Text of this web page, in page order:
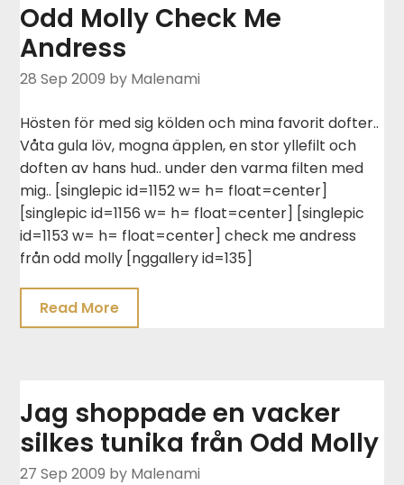
Odd Molly Check Me
Andress
28 Sep 2009 by Malenami
Hösten för med sig kölden och mina favorit dofter..
Våta gula löv, mogna äpplen, en stor yllefilt och
doften av hans hud.. under den varma filten med
mig.. [singlepic id=1152 w= h= float=center]
[singlepic id=1156 w= h= float=center] [singlepic
id=1153 w= h= float=center] check me andress
från odd molly [nggallery id=135]
Read More
Jag shoppade en vacker
silkes tunika från Odd Molly
27 Sep 2009 by Malenami